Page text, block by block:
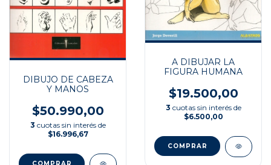
DIBUJO DE CABEZA
Y MANOS
$50.990,00
3 cuotas sin interés de
$16.996,67
A DIBUJAR LA
FIGURA HUMANA
$19.500,00
3 cuotas sin interés de
$6.500,00